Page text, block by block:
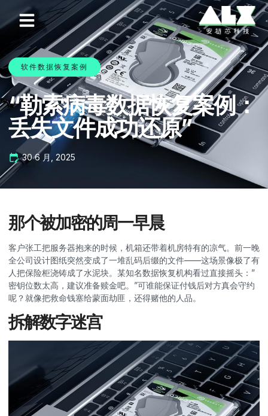
软件数据恢复案例
“勒索病毒数据恢复案例：
丢失文件成功还原”
30 6 月, 2025
那个被加密的周一早晨
客户张工把服务器抱来的时候，机箱还带着机房特有的凉气。前一晚
全公司设计图纸突然变成了一堆乱码后缀的文件——这场景像极了有
人把保险柜浇铸成了水泥块。某知名数据恢复机构看过直接摇头：”
密钥位数太高，建议准备赎金吧。”可谁能保证付钱后对方真会守约
呢？就像把救命钱塞给蒙面劫匪，还得赌他的人品。
拆解数字迷宫